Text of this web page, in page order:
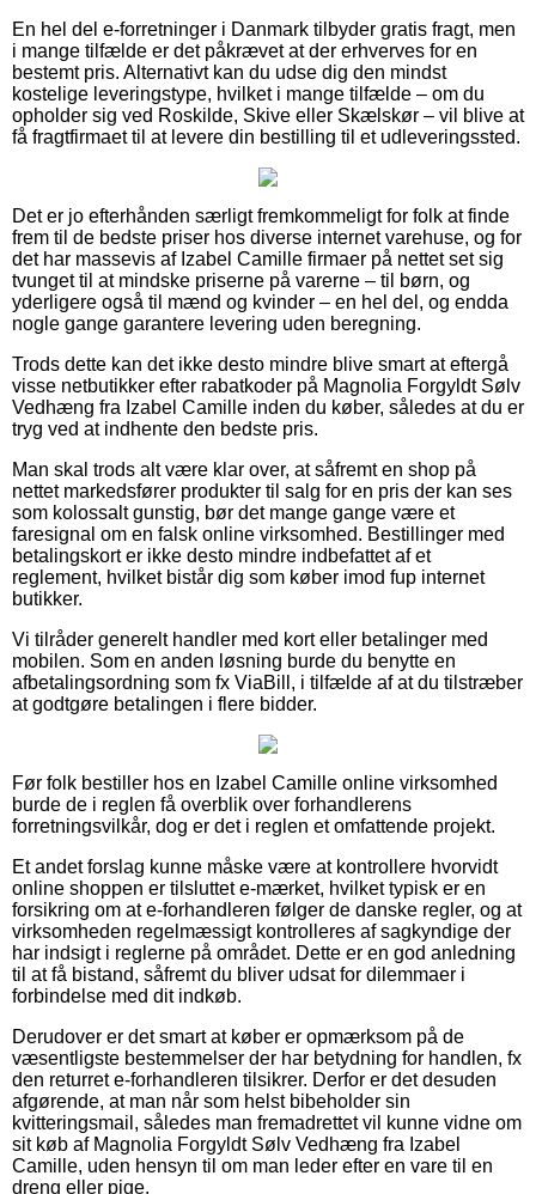
En hel del e-forretninger i Danmark tilbyder gratis fragt, men
i mange tilfælde er det påkrævet at der erhverves for en
bestemt pris. Alternativt kan du udse dig den mindst
kostelige leveringstype, hvilket i mange tilfælde – om du
opholder sig ved Roskilde, Skive eller Skælskør – vil blive at
få fragtfirmaet til at levere din bestilling til et udleveringssted.
Det er jo efterhånden særligt fremkommeligt for folk at finde
frem til de bedste priser hos diverse internet varehuse, og for
det har massevis af Izabel Camille firmaer på nettet set sig
tvunget til at mindske priserne på varerne – til børn, og
yderligere også til mænd og kvinder – en hel del, og endda
nogle gange garantere levering uden beregning.
Trods dette kan det ikke desto mindre blive smart at eftergå
visse netbutikker efter rabatkoder på Magnolia Forgyldt Sølv
Vedhæng fra Izabel Camille inden du køber, således at du er
tryg ved at indhente den bedste pris.
Man skal trods alt være klar over, at såfremt en shop på
nettet markedsfører produkter til salg for en pris der kan ses
som kolossalt gunstig, bør det mange gange være et
faresignal om en falsk online virksomhed. Bestillinger med
betalingskort er ikke desto mindre indbefattet af et
reglement, hvilket bistår dig som køber imod fup internet
butikker.
Vi tilråder generelt handler med kort eller betalinger med
mobilen. Som en anden løsning burde du benytte en
afbetalingsordning som fx ViaBill, i tilfælde af at du tilstræber
at godtgøre betalingen i flere bidder.
Før folk bestiller hos en Izabel Camille online virksomhed
burde de i reglen få overblik over forhandlerens
forretningsvilkår, dog er det i reglen et omfattende projekt.
Et andet forslag kunne måske være at kontrollere hvorvidt
online shoppen er tilsluttet e-mærket, hvilket typisk er en
forsikring om at e-forhandleren følger de danske regler, og at
virksomheden regelmæssigt kontrolleres af sagkyndige der
har indsigt i reglerne på området. Dette er en god anledning
til at få bistand, såfremt du bliver udsat for dilemmaer i
forbindelse med dit indkøb.
Derudover er det smart at køber er opmærksom på de
væsentligste bestemmelser der har betydning for handlen, fx
den returret e-forhandleren tilsikrer. Derfor er det desuden
afgørende, at man når som helst bibeholder sin
kvitteringsmail, således man fremadrettet vil kunne vidne om
sit køb af Magnolia Forgyldt Sølv Vedhæng fra Izabel
Camille, uden hensyn til om man leder efter en vare til en
dreng eller pige.